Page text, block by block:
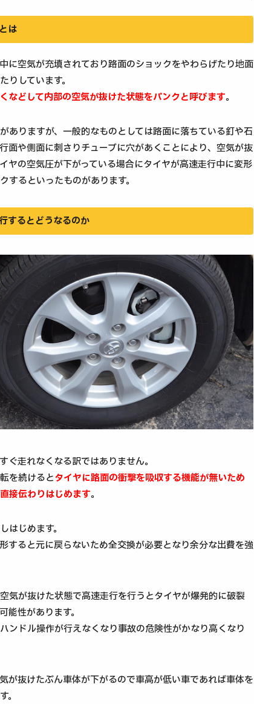
は
に空気が充填されており路面のショックをやわらげたり地面
りしています。
などして内部の空気が抜けた状態をパンクと呼びます。
ありますが、一般的なものとしては路面に落ちている釘や石
面や側面に刺さりチューブに穴があくことにより、空気が抜
ヤの空気圧が下がっている場合にタイヤが高速走行中に変形
するといったものがあります。
するとどうなるのか
ぐ走れなくなる訳ではありません。
を続けるとタイヤに路面の衝撃を吸収する機能が無いため
接伝わりはじめます。
はじめます。
すると元に戻らないため全交換が必要となり余分な出費を強
気が抜けた状態で高速走行を行うとタイヤが爆発的に破裂
能性があります。
ンドル操作が行えなくなり事故の危険性がかなり高くなり
が抜けたぶん車体が下がるので車高が低い車であれば車体を